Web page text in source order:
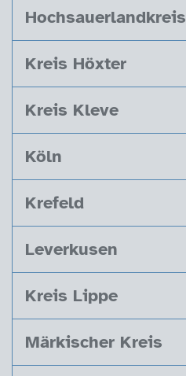
Hochsauerlandkreis
Kreis Höxter
Kreis Kleve
Köln
Krefeld
Leverkusen
Kreis Lippe
Märkischer Kreis